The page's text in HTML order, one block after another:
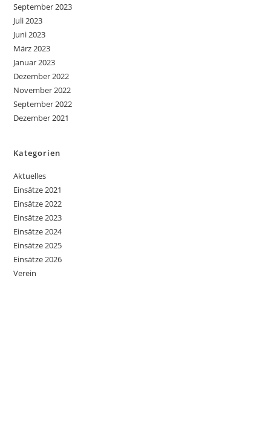
September 2023
Juli 2023
Juni 2023
März 2023
Januar 2023
Dezember 2022
November 2022
September 2022
Dezember 2021
Kategorien
Aktuelles
Einsätze 2021
Einsätze 2022
Einsätze 2023
Einsätze 2024
Einsätze 2025
Einsätze 2026
Verein